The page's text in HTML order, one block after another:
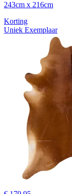
243cm x 216cm
Korting
Uniek Exemplaar